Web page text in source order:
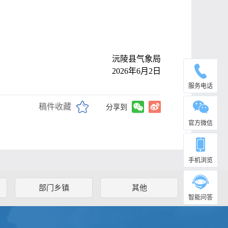
沅陵县气象局
2026年6月2日
稿件收藏 分享到
服务电话
官方微信
手机浏览
智能问答
部门乡镇 其他